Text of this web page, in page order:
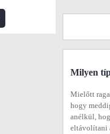
Milyen
Mielőtt
hogy
anélkül,
eltávolítani